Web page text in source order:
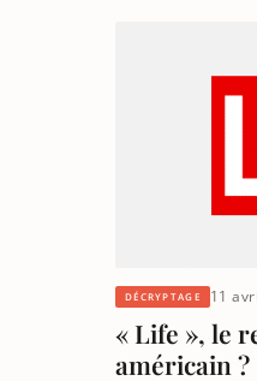
DÉCRYPTAGE 11
« Life », le
américain ?